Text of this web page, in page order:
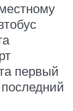
первый